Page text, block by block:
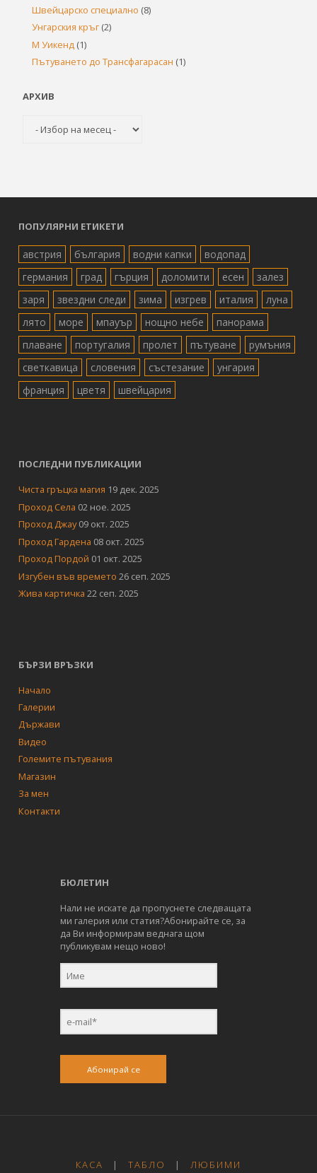
Швейцарско специално (8)
Унгарския кръг (2)
М Уикенд (1)
Пътуването до Трансфагарасан (1)
АРХИВ
ПОПУЛЯРНИ ЕТИКЕТИ
австрия българия водни капки
водопад
германия
град гърция доломити есен
залез
заря
звездни следи зима изгрев италия
луна
лято
море мпауър нощно небе
панорама
плаване
португалия пролет пътуване
румъния
светкавица
словения състезание
унгария
франция
цветя швейцария
ПОСЛЕДНИ ПУБЛИКАЦИИ
Чиста гръцка магия 19 дек. 2025
Проход Села 02 ное. 2025
Проход Джау 09 окт. 2025
Проход Гардена 08 окт. 2025
Проход Пордой 01 окт. 2025
Изгубен във времето 26 сеп. 2025
Жива картичка 22 сеп. 2025
БЪРЗИ ВРЪЗКИ
Начало
Галерии
Държави
Видео
Големите пътувания
Магазин
За мен
Контакти
БЮЛЕТИН
Нали не искате да пропуснете следващата
ми галерия или статия?Абонирайте се, за
да Ви информирам веднага щом
публикувам нещо ново!
Абонирай се
КАСА | ТАБЛО | ЛЮБИМИ